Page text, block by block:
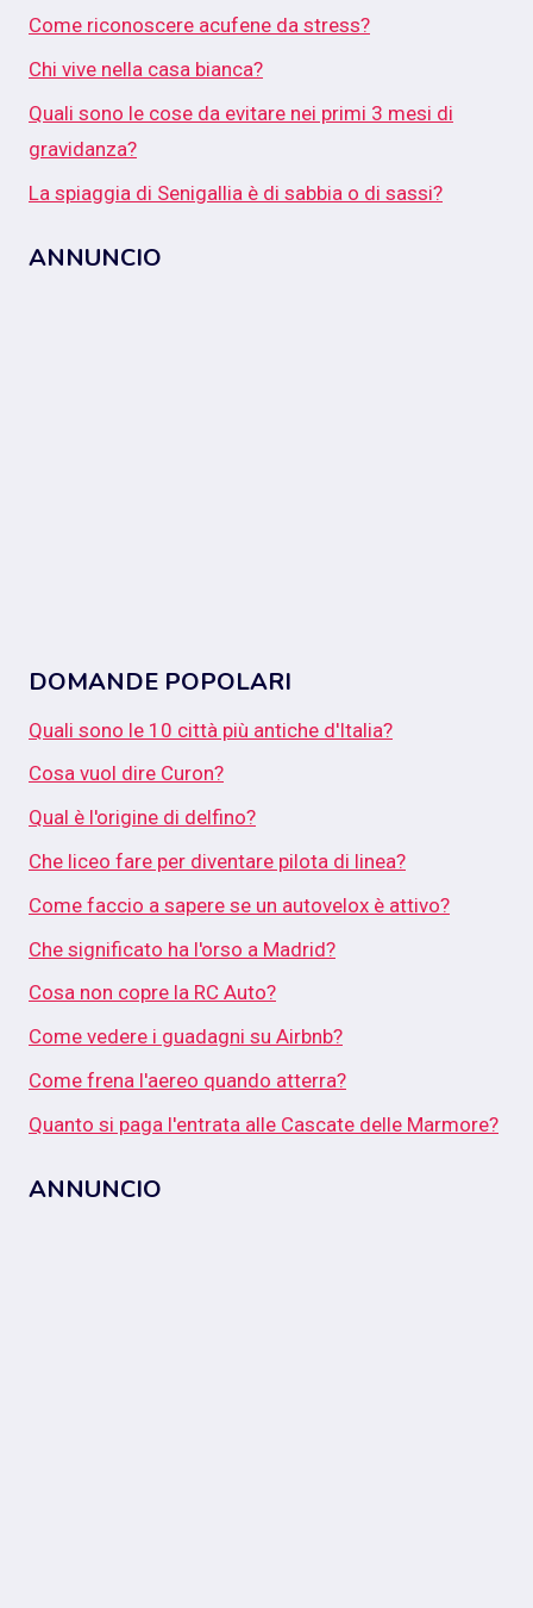
Come riconoscere acufene da stress?
Chi vive nella casa bianca?
Quali sono le cose da evitare nei primi 3 mesi di
gravidanza?
La spiaggia di Senigallia è di sabbia o di sassi?
ANNUNCIO
DOMANDE POPOLARI
Quali sono le 10 città più antiche d'Italia?
Cosa vuol dire Curon?
Qual è l'origine di delfino?
Che liceo fare per diventare pilota di linea?
Come faccio a sapere se un autovelox è attivo?
Che significato ha l'orso a Madrid?
Cosa non copre la RC Auto?
Come vedere i guadagni su Airbnb?
Come frena l'aereo quando atterra?
Quanto si paga l'entrata alle Cascate delle Marmore?
ANNUNCIO